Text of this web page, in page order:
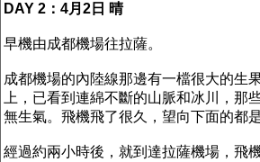
DAY 2：4月2日 晴
早機由成都機場往拉薩。
成都機場的內陸線那邊有一檔很大的生
上，已看到連綿不斷的山脈和冰川，那
無生氣。飛機飛了很久，望向下面的都是
經過約兩小時後，就到達拉薩機場，飛